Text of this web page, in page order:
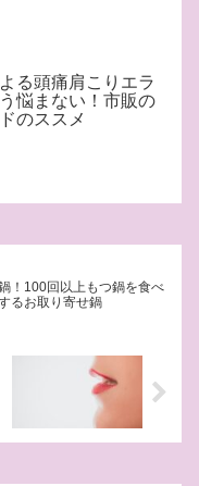
る頭痛肩こりエラ
悩まない！市販の
のススメ
！100回以上もつ鍋を食べ
るお取り寄せ鍋